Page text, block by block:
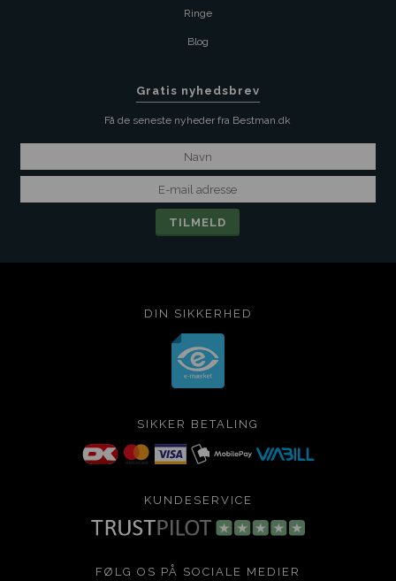
Ringe
Blog
Gratis nyhedsbrev
Få de seneste nyheder fra Bestman.dk
DIN SIKKERHED
SIKKER BETALING
KUNDESERVICE
FØLG OS PÅ SOCIALE MEDIER